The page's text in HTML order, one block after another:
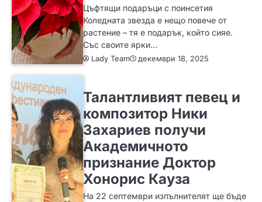
Цъфтящи подаръци с поинсетия
Коледната звезда е нещо повече от
растение – тя е подарък, който сияе.
Със своите ярки…
Lady Team декември 18, 2025
Талантливият певец и
композитор Ники
Захариев получи
Академичното
признание Доктор
Хонорис Кауза
На 22 септември изпълнителят ще бъде